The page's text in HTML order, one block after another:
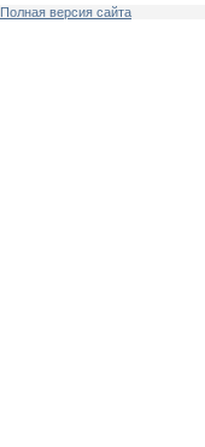
Полная версия сайта